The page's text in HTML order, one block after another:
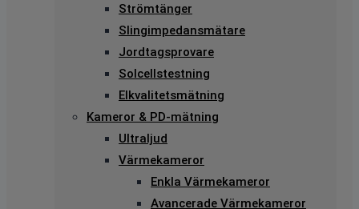
Strömtänger
Slingimpedansmätare
Jordtagsprovare
Solcellstestning
Elkvalitetsmätning
Kameror & PD-mätning
Ultraljud
Värmekameror
Enkla Värmekameror
Avancerade Värmekameror